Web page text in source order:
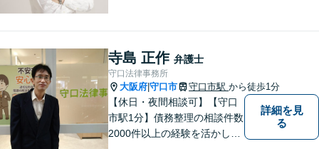
す。
寺島 正作 弁護士
守口法律事務所
大阪府 守口市 守口市駅 から徒歩1分
【休日・夜間相談可】【守口
市駅1分】債務整理の相談件数
2000件以上の経験を活かし、
詳細を見
る